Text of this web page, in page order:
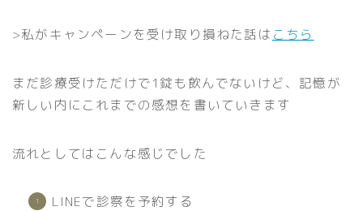
>私がキャンペーンを受け取り損ねた話は こちら
まだ診療受けただけで1錠も飲んでないけど、記憶が
新しい内にこれまでの感想を書いていきます
流れとしてはこんな感じでした
LINEで診察を予約する